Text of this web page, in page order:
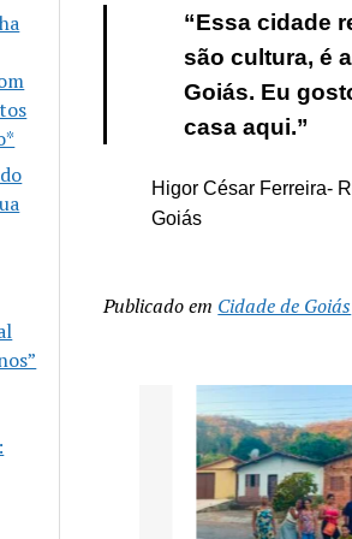
“Essa cidade
são cultura, é
Goiás. Eu
casa aqui.”
Higor César Ferreira-
Goiás
Publicado em Cidade de Goiás
gratuitas